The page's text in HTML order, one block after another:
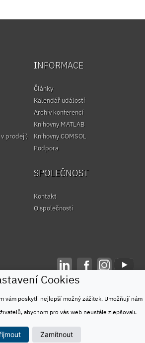
Cookies
vám poskytli nejlepší možný zážitek. Umožňují nám
abychom pro vás web neustále zlepšovali.
Zamítnout
prodeji)
INFORMACE
Články
Kalendář událostí
Archiv konferencí
Knihovny MATLAB
Knihovny COMSOL
Podpora
SPOLEČNOST
Kontakt
O společnosti
Ochrana osobních údajů
&